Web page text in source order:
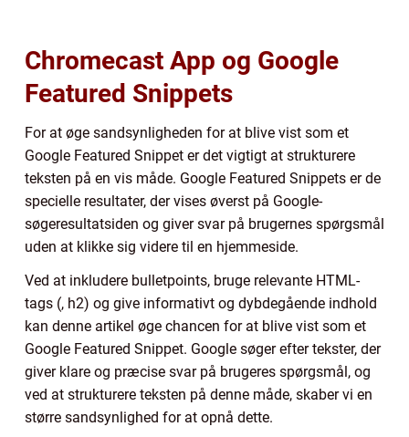
Chromecast App og Google
Featured Snippets
For at øge sandsynligheden for at blive vist som et
Google Featured Snippet er det vigtigt at strukturere
teksten på en vis måde. Google Featured Snippets er de
specielle resultater, der vises øverst på Google-
søgeresultatsiden og giver svar på brugernes spørgsmål
uden at klikke sig videre til en hjemmeside.
Ved at inkludere bulletpoints, bruge relevante HTML-
tags (, h2) og give informativt og dybdegående indhold
kan denne artikel øge chancen for at blive vist som et
Google Featured Snippet. Google søger efter tekster, der
giver klare og præcise svar på brugeres spørgsmål, og
ved at strukturere teksten på denne måde, skaber vi en
større sandsynlighed for at opnå dette.